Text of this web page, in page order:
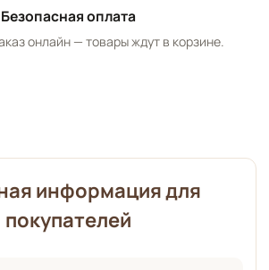
Безопасная оплата
онлайн — товары ждут в корзине.
информация для
покупателей